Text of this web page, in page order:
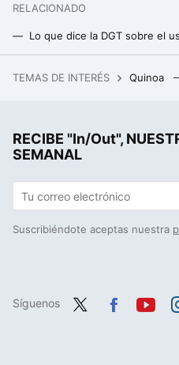
RELACIONADO
TEMAS DE INTERÉS Quinoa
RECIBE "In/Out",
SEMANAL
Suscribiéndote aceptas nuestra
Síguenos